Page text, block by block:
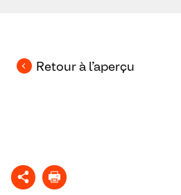
Retour à l’aperçu